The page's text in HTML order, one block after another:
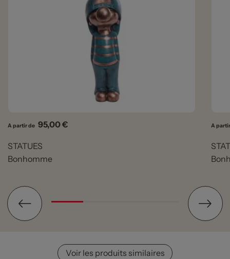
A partir de Prix
95,00 €
STATUES
Bonhomme
A
Voir les produits similaires